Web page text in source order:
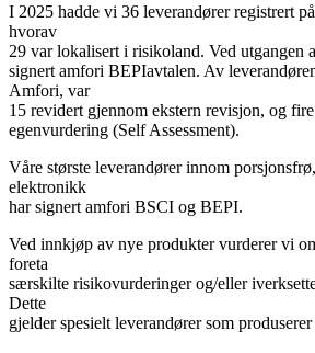
I 2025 hadde vi 36 leverandører registrert
hvorav
29 var lokalisert i risikoland. Ved utgangen
signert amfori BEPIavtalen. Av
Amfori, var
15 revidert gjennom ekstern revisjon, og
egenvurdering (Self Assessment).
Våre største leverandører innom
elektronikk
har signert amfori BSCI og BEPI.
Ved innkjøp av nye produkter vurderer vi
foreta
særskilte risikovurderinger og/eller
Dette
gjelder spesielt leverandører som